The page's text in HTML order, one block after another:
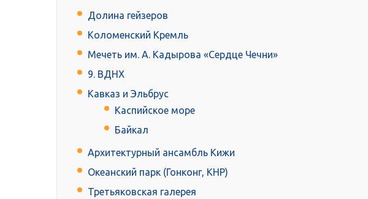
Долина гейзеров
Коломенский Кремль
Мечеть им. А. Кадырова «Сердце Чечни»
9. ВДНХ
Кавказ и Эльбрус
Каспийское море
Байкал
Архитектурный ансамбль Кижи
Океанский парк (Гонконг, КНР)
Третьяковская галерея